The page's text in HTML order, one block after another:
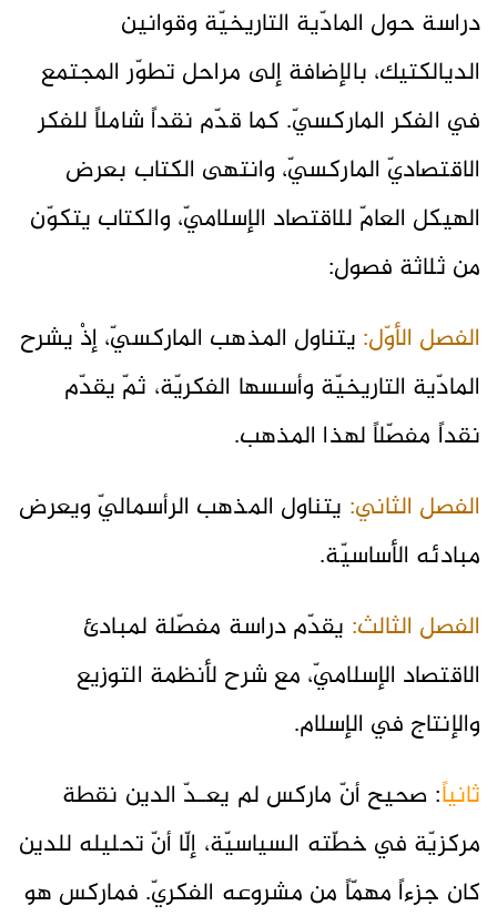
دراسة حول المادّية التاريخيّة وقوانين
الديالكتيك، بالإضافة إلى مراحل تطوّر المجتمع
في الفكر الماركسيّ. كما قدّم نقداً شاملاً للفكر
الاقتصاديّ الماركسيّ، وانتهى الكتاب بعرض
الهيكل العامّ للاقتصاد الإسلاميّ، والكتاب يتكوّن
من ثلاثة فصول:
الفصل الأوّل: يتناول المذهب الماركسيّ، إذْ يشرح
المادّية التاريخيّة وأسسها الفكريّة، ثمّ يقدّم
نقداً مفصّلاً لهذا المذهب.
الفصل الثاني: يتناول المذهب الرأسماليّ ويعرض
مبادئه الأساسيّة.
الفصل الثالث: يقدّم دراسة مفصّلة لمبادئ
الاقتصاد الإسلاميّ، مع شرح لأنظمة التوزيع
والإنتاج في الإسلام.
ثانياً: صحيح أنّ ماركس لم يعـدّ الدين نقطة
مركزيّة في خطّته السياسيّة، إلّا أنّ تحليله للدين
كان جزءاً مهمّاً من مشروعه الفكريّ. فماركس هو